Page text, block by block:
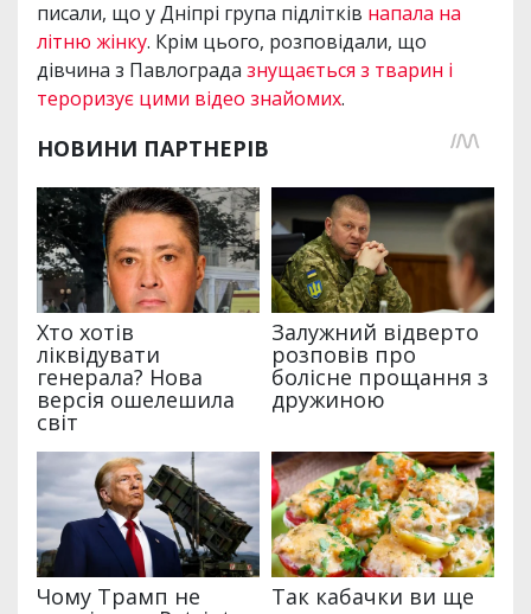
писали, що у Дніпрі група підлітків напала на
літню жінку. Крім цього, розповідали, що
дівчина з Павлограда знущається з тварин і
тероризує цими відео знайомих.